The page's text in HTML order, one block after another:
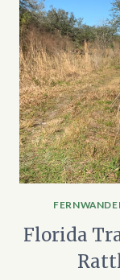
Florida